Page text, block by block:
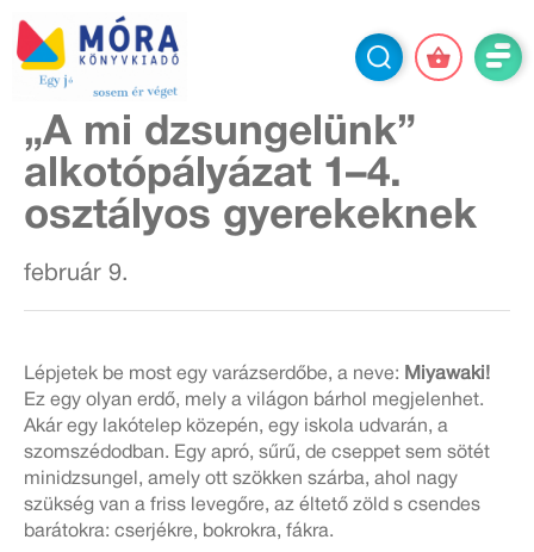
„A mi dzsungelünk”
alkotópályázat 1–4.
osztályos gyerekeknek
február 9.
Lépjetek be most egy varázserdőbe, a neve: Miyawaki!
Ez egy olyan erdő, mely a világon bárhol megjelenhet.
Akár egy lakótelep közepén, egy iskola udvarán, a
szomszédodban. Egy apró, sűrű, de cseppet sem sötét
minidzsungel, amely ott szökken szárba, ahol nagy
szükség van a friss levegőre, az éltető zöld s csendes
barátokra: cserjékre, bokrokra, fákra.